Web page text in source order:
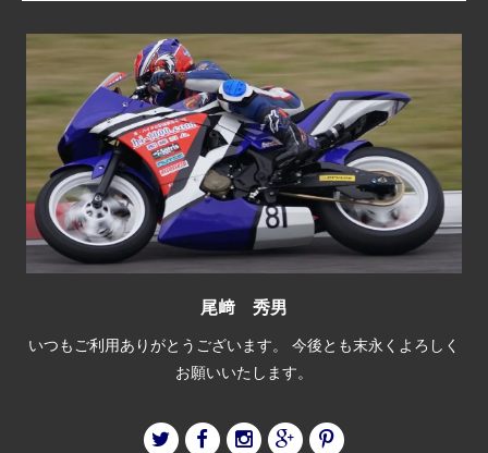
尾﨑 秀男
いつもご利用ありがとうございます。 今後とも末永くよろしく
お願いいたします。